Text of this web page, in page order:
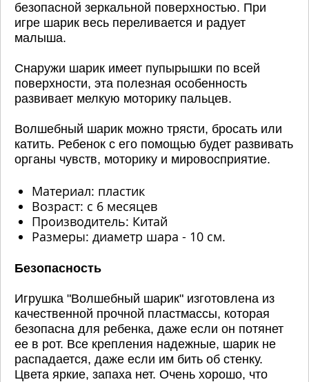
безопасной зеркальной поверхностью. При
игре шарик весь переливается и радует
малыша.
Снаружи шарик имеет пупырышки по всей
поверхности, эта полезная особенность
развивает мелкую моторику пальцев.
Волшебный шарик можно трясти, бросать или
катить. Ребенок с его помощью будет развивать
органы чувств, моторику и мировосприятие.
Материал: пластик
Возраст: с 6 месяцев
Производитель: Китай
Размеры: диаметр шара - 10 см.
Безопасность
Игрушка "Волшебный шарик" изготовлена из
качественной прочной пластмассы, которая
безопасна для ребенка, даже если он потянет
ее в рот. Все крепления надежные, шарик не
распадается, даже если им бить об стенку.
Цвета яркие, запаха нет. Очень хорошо, что